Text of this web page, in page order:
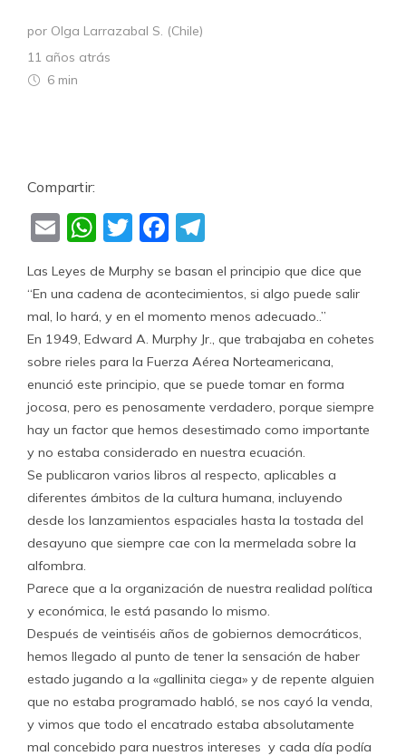
por Olga Larrazabal S. (Chile)
11 años atrás
6 min
Compartir:
EmailWhatsApp
TwitterFacebook
Las Leyes de Murphy se basan el principio que dice que
“En una cadena de acontecimientos, si algo puede salir
mal, lo hará, y en el momento menos adecuado..”
En 1949, Edward A. Murphy Jr., que trabajaba en cohetes
sobre rieles para la Fuerza Aérea Norteamericana,
enunció este principio, que se puede tomar en forma
jocosa, pero es penosamente verdadero, porque siempre
hay un factor que hemos desestimado como importante
y no estaba considerado en nuestra ecuación.
Se publicaron varios libros al respecto, aplicables a
diferentes ámbitos de la cultura humana, incluyendo
desde los lanzamientos espaciales hasta la tostada del
desayuno que siempre cae con la mermelada sobre la
alfombra.
Parece que a la organización de nuestra realidad política
y económica, le está pasando lo mismo.
Después de veintiséis años de gobiernos democráticos,
hemos llegado al punto de tener la sensación de haber
estado jugando a la «gallinita ciega» y de repente alguien
que no estaba programado habló, se nos cayó la venda,
y vimos que todo el encatrado estaba absolutamente
mal concebido para nuestros intereses y cada día podía